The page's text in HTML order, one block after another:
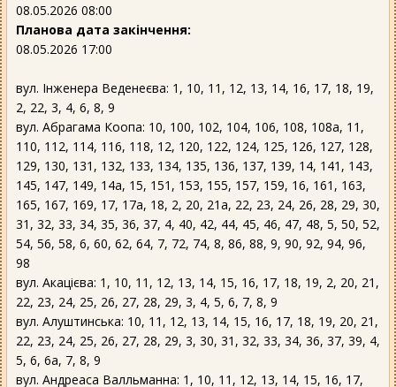
08.05.2026 08:00
Планова дата закінчення:
08.05.2026 17:00
вул. Інженера Веденеєва: 1, 10, 11, 12, 13, 14, 16, 17, 18, 19,
2, 22, 3, 4, 6, 8, 9
вул. Абрагама Коопа: 10, 100, 102, 104, 106, 108, 108а, 11,
110, 112, 114, 116, 118, 12, 120, 122, 124, 125, 126, 127, 128,
129, 130, 131, 132, 133, 134, 135, 136, 137, 139, 14, 141, 143,
145, 147, 149, 14а, 15, 151, 153, 155, 157, 159, 16, 161, 163,
165, 167, 169, 17, 17а, 18, 2, 20, 21а, 22, 23, 24, 26, 28, 29, 30,
31, 32, 33, 34, 35, 36, 37, 4, 40, 42, 44, 45, 46, 47, 48, 5, 50, 52,
54, 56, 58, 6, 60, 62, 64, 7, 72, 74, 8, 86, 88, 9, 90, 92, 94, 96,
98
вул. Акацієва: 1, 10, 11, 12, 13, 14, 15, 16, 17, 18, 19, 2, 20, 21,
22, 23, 24, 25, 26, 27, 28, 29, 3, 4, 5, 6, 7, 8, 9
вул. Алуштинська: 10, 11, 12, 13, 14, 15, 16, 17, 18, 19, 20, 21,
22, 23, 24, 25, 26, 27, 28, 29, 3, 30, 31, 32, 33, 34, 36, 37, 39, 4,
5, 6, 6а, 7, 8, 9
вул. Андреаса Валльманна: 1, 10, 11, 12, 13, 14, 15, 16, 17,